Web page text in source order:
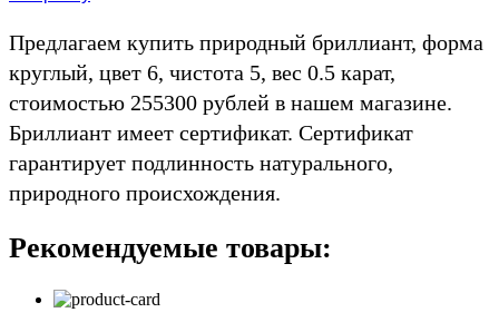
Предлагаем купить природный бриллиант, форма
круглый, цвет 6, чистота 5, вес 0.5 карат,
стоимостью 255300 рублей в нашем магазине.
Бриллиант имеет сертификат. Сертификат
гарантирует подлинность натурального,
природного происхождения.
Рекомендуемые товары: